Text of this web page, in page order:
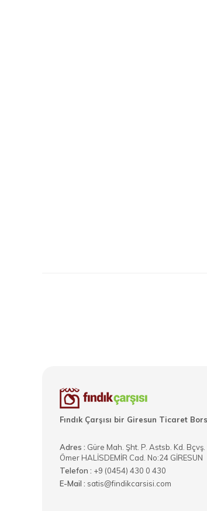
Fındık Çarşısı bir Giresun Ticaret
Adres : Güre Mah. Şht. P. Astsb. Kd. Bçvş.
Ömer HALİSDEMİR Cad. No:24 GİRESUN
Telefon : +9 (0454) 430 0 430
E-Mail : satis@findikcarsisi.com